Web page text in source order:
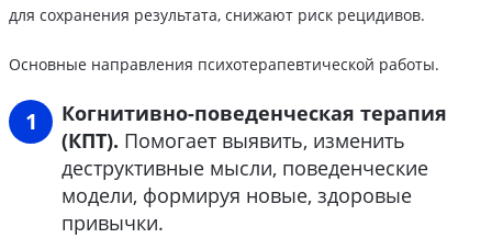
для сохранения результата, снижают риск рецидивов.
Основные направления психотерапевтической работы.
Когнитивно-поведенческая терапия
(КПТ). Помогает выявить, изменить
деструктивные мысли, поведенческие
модели, формируя новые, здоровые
привычки.